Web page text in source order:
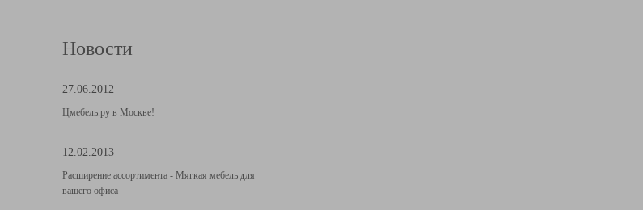
Новости
27.06.2012
Цмебель.ру в Москве!
12.02.2013
Расширение ассортимента - Мягкая мебель для
вашего офиса